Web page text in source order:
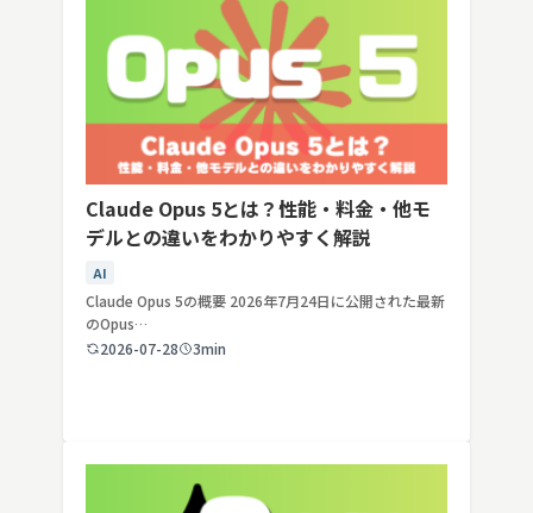
Claude Opus 5とは？性能・料金・他モ
デルとの違いをわかりやすく解説
AI
Claude Opus 5の概要 2026年7月24日に公開された最新
のOpus…
2026-07-28
3min